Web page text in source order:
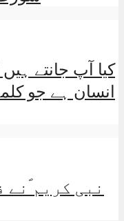
کیا آپ جانتے
انسان ہے جو
نبی کریم ؐنے